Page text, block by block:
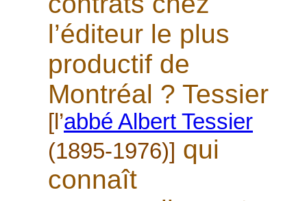
l’éditeur le plus
productif de
Montréal ? Tessier
[l’abbé Albert Tessier
(1895-1976)] qui
connaît